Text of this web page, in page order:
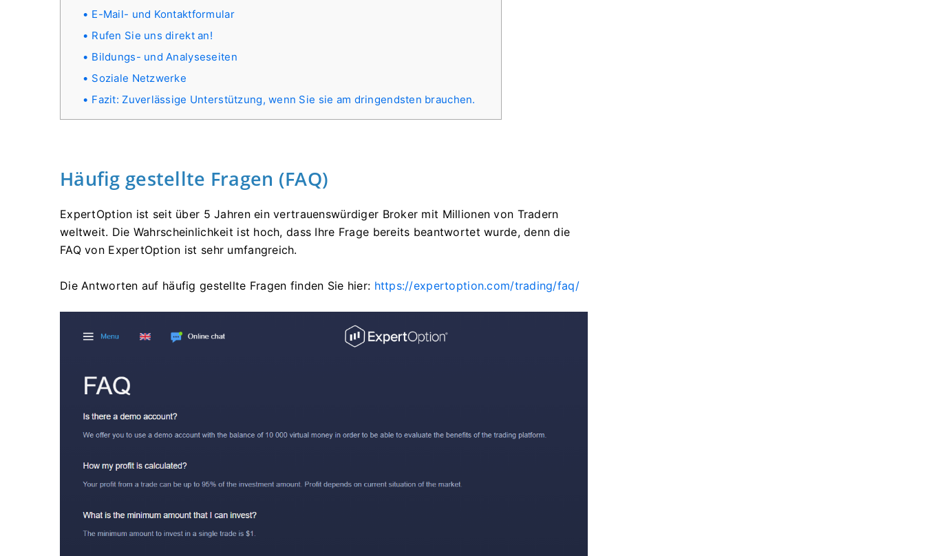
E-Mail- und Kontaktformular
Rufen Sie uns direkt an!
Bildungs- und Analyseseiten
Soziale Netzwerke
Fazit: Zuverlässige Unterstützung, wenn Sie sie am dringendsten brauchen.
Häufig gestellte Fragen (FAQ)
ExpertOption ist seit über 5 Jahren ein vertrauenswürdiger Broker mit Millionen von Tradern
weltweit. Die Wahrscheinlichkeit ist hoch, dass Ihre Frage bereits beantwortet wurde, denn die
FAQ von ExpertOption ist sehr umfangreich.
Die Antworten auf häufig gestellte Fragen finden Sie hier: https://expertoption.com/trading/faq/